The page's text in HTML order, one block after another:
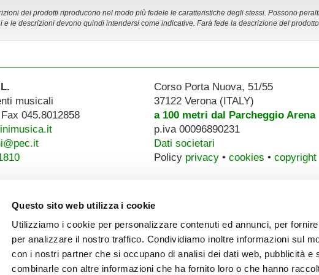
Questo sito web utilizza i cookie
Utilizziamo i cookie per personalizzare contenuti ed annunci, per
per analizzare il nostro traffico. Condividiamo inoltre informazioni sul
con i nostri partner che si occupano di analisi dei dati web, pubblicità e
combinarle con altre informazioni che ha fornito loro o che hanno
dei prodotti riproducono nel modo più fedele le caratteristiche degli stessi. Possono
e le descrizioni devono quindi intendersi come indicative. Farà fede la descrizione del
musicali
045.8012858
Corso Porta Nuova, 51/55
37122 Verona (ITALY)
a 100 metri dal Parcheggio Arena
p.iva 00096890231
Dati societari
Policy privacy• cookies • copyright